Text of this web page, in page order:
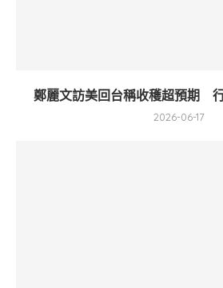
鄭麗文訪美回台稱收穫超預期
2026-06-17